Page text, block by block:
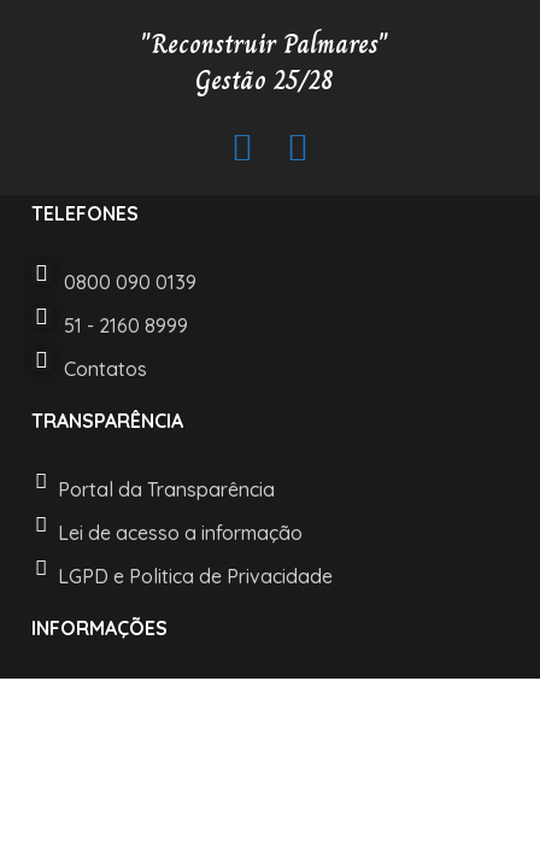
"Reconstruir Palmares"
Gestão 25/28
TELEFONES
0800 090 0139
51 - 2160 8999
Contatos
TRANSPARÊNCIA
Portal da Transparência
Lei de acesso a informação
LGPD e Politica de Privacidade
INFORMAÇÕES